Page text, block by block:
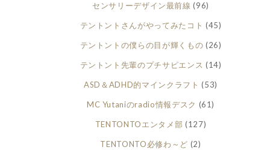
センサリーデザイン最前線 (96)
テントントさんがやってみたコト (45)
テントントの僕らの目が輝くもの (26)
テントント先輩のプチサピエンス (14)
ASD＆ADHD的マインクラフト (53)
MC Yutaniのradio情報デスク (61)
TENTONTOエンタメ部 (127)
TENTONTO必修わ～ど (2)